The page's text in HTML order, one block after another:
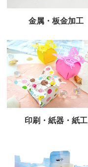
金属・板金加工
印刷・紙器・紙工